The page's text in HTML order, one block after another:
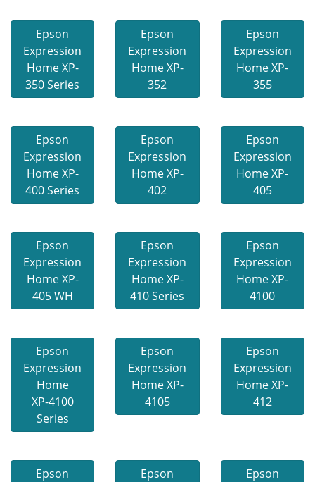
Epson
Expression
Home XP-
350 Series
Epson
Expression
Home XP-
352
Epson
Expression
Home XP-
355
Epson
Expression
Home XP-
400 Series
Epson
Expression
Home XP-
402
Epson
Expression
Home XP-
405
Epson
Expression
Home XP-
405 WH
Epson
Expression
Home XP-
410 Series
Epson
Expression
Home XP-
4100
Epson
Expression
Home
XP-4100
Series
Epson
Expression
Home XP-
4105
Epson
Expression
Home XP-
412
Epson
Epson
Epson